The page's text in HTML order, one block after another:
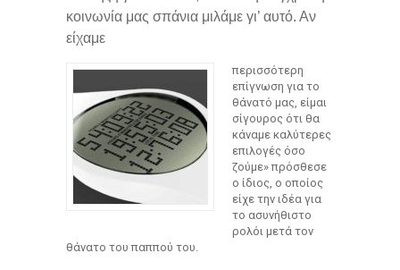
κοινωνία μας σπάνια μιλάμε γι’ αυτό. Αν
είχαμε
περισσότερη
επίγνωση για το
θάνατό μας, είμαι
σίγουρος ότι θα
κάναμε καλύτερες
επιλογές όσο
ζούμε» πρόσθεσε
ο ίδιος, ο οποίος
είχε την ιδέα για
το ασυνήθιστο
ρολόι μετά τον
θάνατο του παππού του.